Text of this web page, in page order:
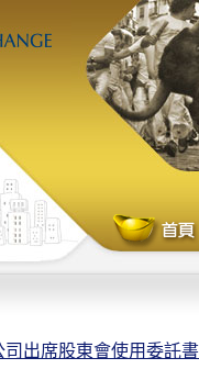
司出席股東會使用委託